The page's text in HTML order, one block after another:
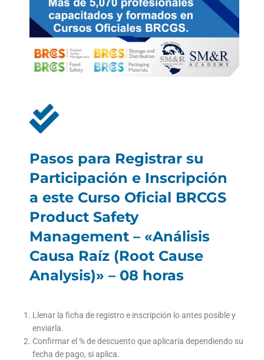
Pasos para Registrar su
Participación e Inscripción
a este Curso Oficial BRCGS
Product Safety
Management – «Análisis
Causa Raíz (Root Cause
Analysis)» – 08 horas
Llenar la ficha de registro e inscripción lo antes posible y
enviarla.
Confirmar el % de descuento que aplicaría dependiendo su
fecha de pago, si aplica.